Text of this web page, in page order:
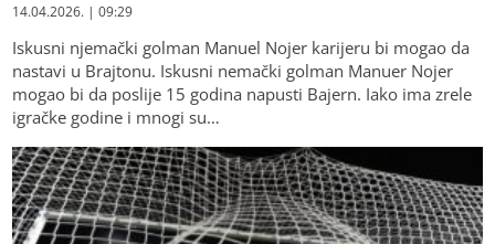
14.04.2026. | 09:29
Iskusni njemački golman Manuel Nojer karijeru bi mogao da
nastavi u Brajtonu. Iskusni nemački golman Manuer Nojer
mogao bi da poslije 15 godina napusti Bajern. Iako ima zrele
igračke godine i mnogi su…